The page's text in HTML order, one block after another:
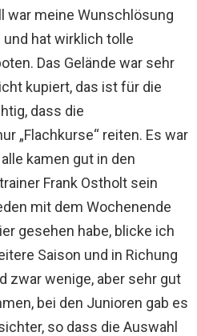
war meine Wunschlösung
hat wirklich tolle
Das Gelände war sehr
kupiert, das ist für die
dass die
„Flachkurse“ reiten. Es war
kamen gut in den
Frank Ostholt sein
mit dem Wochenende
gesehen habe, blicke ich
Saison und in Richung
zwar wenige, aber sehr gut
bei den Junioren gab es
so dass die Auswahl